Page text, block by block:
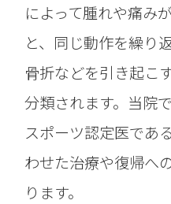
によって腫れや痛み
と、同じ動作を繰り
骨折などを引き起こ
分類されます。当院
スポーツ認定医であ
わせた治療や復帰へ
ります。